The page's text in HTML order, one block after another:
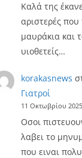
Καλά της
αριστερές που
μαυράκια και
υιοθετείς…
korakasnews
Γιατροί
11 Οκτωβρίου 2025
Οσοι
λαβει το
που ειναι